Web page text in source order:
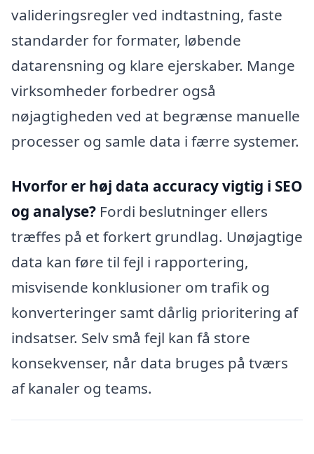
valideringsregler ved indtastning, faste
standarder for formater, løbende
datarensning og klare ejerskaber. Mange
virksomheder forbedrer også
nøjagtigheden ved at begrænse manuelle
processer og samle data i færre systemer.
Hvorfor er høj data accuracy vigtig i SEO
og analyse? Fordi beslutninger ellers
træffes på et forkert grundlag. Unøjagtige
data kan føre til fejl i rapportering,
misvisende konklusioner om trafik og
konverteringer samt dårlig prioritering af
indsatser. Selv små fejl kan få store
konsekvenser, når data bruges på tværs
af kanaler og teams.